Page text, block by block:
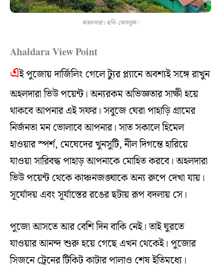
অহলদারা। ছবি- ফেসবুক।
Ahaldara View Point
এই পুজোয় দার্জিলিং গেলে ট্যুর প্ল্যানে অবশ্যই সঙ্গে রাখুন
অহলদারা ভিউ পয়েন্ট। অন্যরকম অভিজ্ঞতার সাক্ষী হয়ে
থাকবে আপনার এই সফর। সবুজে ঘেরা পাহাড়ি গ্রামের
নির্জনতা মন ভোলাবে আপনার। সাত সকালে হিমেল
হাওয়ার স্পর্শ, মেঘেদের খুনসুটি, নীল দিগন্তে হারিয়ে
যাওয়া সারিবদ্ধ পাহাড় আপনাকে মোহিত করবে। অহলদারা
ভিউ পয়েন্ট থেকে কাঞ্চনজঙ্ঘাকে অন্য রুপে দেখা যায়।
সূর্যোদয় এবং সূর্যাস্তের রঙের ছটায় রূপ বদলায় সে।
পুজো আসতে আর বেশি দিন বাকি নেই। তাই ঘুরতে
যাওয়ার আনন্দ শুরু হয়ে গেছে এখন থেকেই। পুজোর
সিজনে ট্রেনের টিকিট কাটার পালাও শেষ ইতিমধ্যে।